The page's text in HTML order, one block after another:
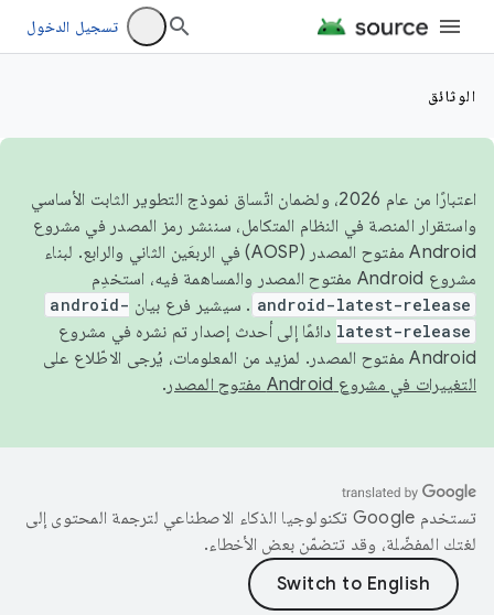
تسجيل الدخول
الوثائق
اعتبارًا من عام 2026، ولضمان اتّساق نموذج التطوير الثابت الأساسي
واستقرار المنصة في النظام المتكامل، سننشر رمز المصدر في مشروع
Android مفتوح المصدر (AOSP) في الربعَين الثاني والرابع. لبناء
مشروع Android مفتوح المصدر والمساهمة فيه، استخدِم
android-latest-release . سيشير فرع بيان android-
latest-release دائمًا إلى أحدث إصدار تم نشره في مشروع
Android مفتوح المصدر. لمزيد من المعلومات، يُرجى الاطّلاع على
التغييرات في مشروع Android مفتوح المصدر
.
تستخدم Google تكنولوجيا الذكاء الاصطناعي لترجمة المحتوى إلى
لغتك المفضّلة، وقد تتضمّن بعض الأخطاء.